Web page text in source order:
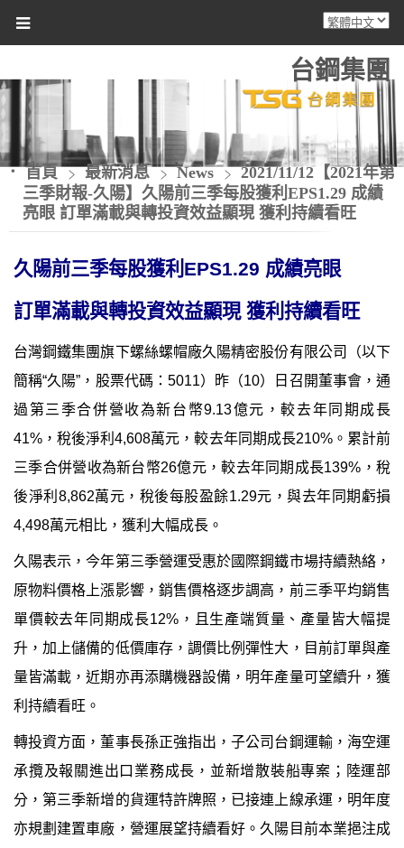
台鋼集團
首頁 最新消息 News
2021/11/12【2021年第
三季財報-久陽】久陽前三季每股獲利EPS1.29 成績
亮眼 訂單滿載與轉投資效益顯現 獲利持續看旺
久陽前三季每股獲利 EPS1.29 成績亮眼
訂單滿載與轉投資效益顯現 獲利持續看旺
台灣鋼鐵集團旗下螺絲螺帽廠久陽精密股份有限公司（以下
簡稱“久陽” ，股票代碼： 5011）昨（10）日召開董事會，通
過第三季合併營收為新台幣9.13億元，較去年同期成長
41% ，稅後淨利4,608萬元，較去年同期成長210%。累計前
三季合併營收為新台幣26億元，較去年同期成長139% ，稅
後淨利 8,862萬元，稅後每股盈餘1.29元，與去年同期虧損
4,498萬元相比，獲利大幅成長。
久陽表示，今年第三季營運受惠於國際鋼鐵市場持續熱絡，
原物料價格上漲影響，銷售價格逐步調高，前三季平均銷售
單價較去年同期成長12% ，且生產端質量、產量皆大幅提
升，加上儲備的低價庫存，調價比例彈性大，目前訂單與產
量皆滿載，近期亦再添購機器設備，明年產量可望續升，獲
利持續看旺。
轉投資方面，董事長孫正強指出，子公司台鋼運輸，海空運
承攬及報關進出口業務成長，並新增散裝船專案；陸運部
分，第三季新增的貨運特許牌照，已接連上線承運，明年度
亦規劃建置車廠，營運展望持續看好。久陽目前本業挹注成